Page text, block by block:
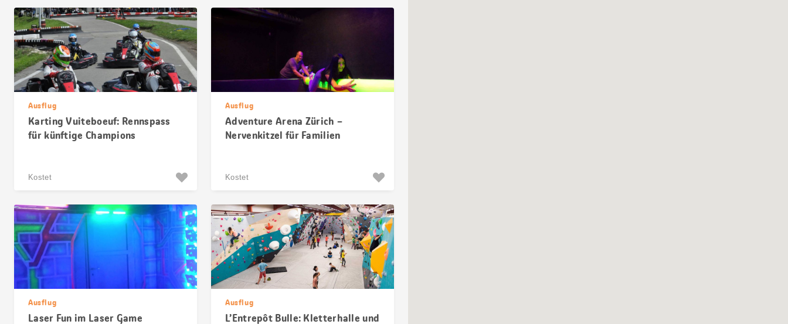
Ausflug
Karting Vuiteboeuf: Rennspass
für künftige Champions
Kostet
Ausflug
Adventure Arena Zürich –
Nervenkitzel für Familien
Kostet
Ausflug
Laser Fun im Laser Game
Ausflug
L’Entrepôt Bulle: Kletterhalle und